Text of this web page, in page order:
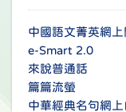
中國語文菁英網
e-Smart 2.0
來說普通話
篇篇流螢
中華經典名句網